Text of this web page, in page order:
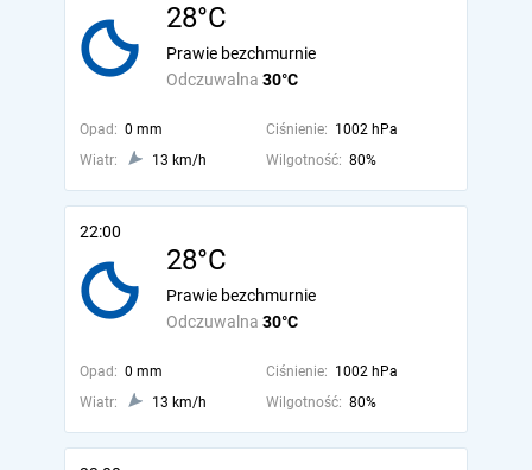
28°C
Odczuwalna 30°C
Prawie bezchmurnie
Opad: 0 mm Ciśnienie: 1002 hPa
Wiatr:
13 km/h Wilgotność: 80%
22:00
28°C
Odczuwalna 30°C
Prawie bezchmurnie
Opad: 0 mm Ciśnienie: 1002 hPa
Wiatr:
13 km/h Wilgotność: 80%